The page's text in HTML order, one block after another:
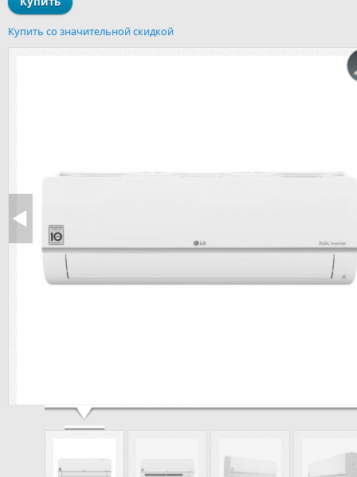
Купить со значительной скидкой
LG PC09SQ.NSJR / PC09SQ.UA3R